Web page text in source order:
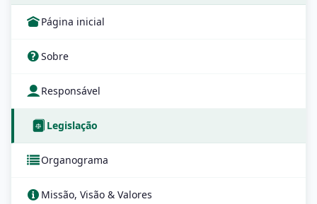
Página inicial
Sobre
Responsável
Legislação
Organograma
Missão, Visão & Valores